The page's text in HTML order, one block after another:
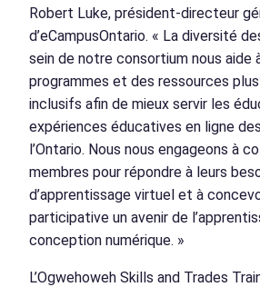
Robert Luke, président-directeur
d’eCampusOntario. « La diversité
sein de notre consortium nous aide
programmes et des ressources
inclusifs afin de mieux servir les
expériences éducatives en ligne
l’Ontario. Nous nous engageons à
membres pour répondre à leurs
d’apprentissage virtuel et à
participative un avenir de
conception numérique. »
L’Ogwehoweh Skills and Trades